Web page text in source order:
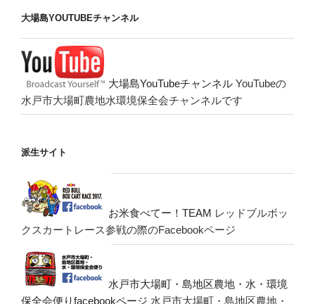
大場島YOUTUBEチャンネル
大場島YouTubeチャンネル YouTubeの
水戸市大場町農地水環境保全会チャンネルです
派生サイト
お米食べてー！TEAM レッドブルボッ
クスカートレース参戦の際のFacebookページ
水戸市大場町・島地区農地・水・環境
保全会便りfacebookページ 水戸市大場町・島地区農地・